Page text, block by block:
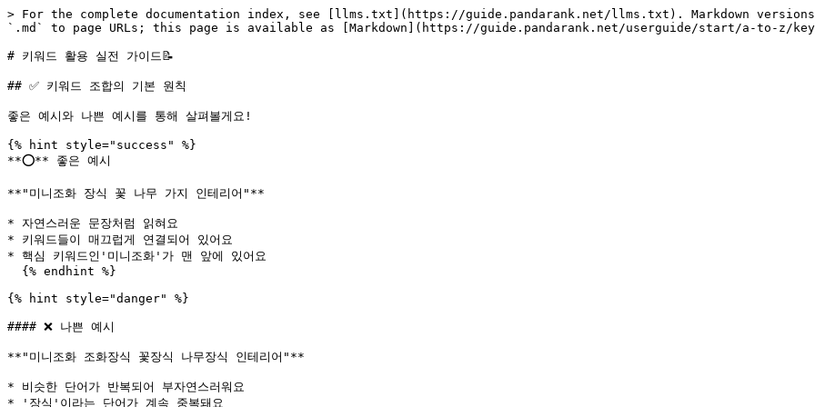
> For the complete documentation index, see [llms.txt](https://guide.pandarank.net/llms.txt). Markdown
`.md` to page URLs; this page is available as [Markdown](https://guide.pandarank.net/userguide/start/a-to-z/
# 키워드 활용 실전 가이드📝
## ✅ 키워드 조합의 기본 원칙
좋은 예시와 나쁜 예시를 통해 살펴볼게요!
{% hint style="success" %}
**⭕** 좋은 예시
**"미니조화 장식 꽃 나무 가지 인테리어"**
* 자연스러운 문장처럼 읽혀요
* 키워드들이 매끄럽게 연결되어 있어요
* 핵심 키워드인'미니조화'가 맨 앞에 있어요
{% hint style="danger" %}
#### ❌ 나쁜 예시
**"미니조화 조화장식 꽃장식 나무장식 인테리어"**
* 비슷한 단어가 반복되어 부자연스러워요
* '장식'이라는 단어가 계속 중복돼요